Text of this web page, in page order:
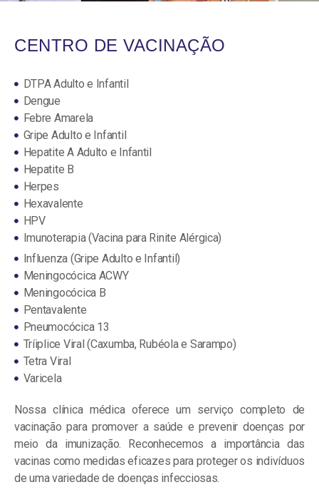
CENTRO DE VACINAÇÃO
DTPA Adulto e Infantil
Dengue
Febre Amarela
Gripe Adulto e Infantil
Hepatite A Adulto e Infantil
Hepatite B
Herpes
Hexavalente
HPV
Imunoterapia (Vacina para Rinite Alérgica)
Influenza (Gripe Adulto e Infantil)
Meningocócica ACWY
Meningocócica B
Pentavalente
Pneumocócica 13
Tríiplice Viral (Caxumba, Rubéola e Sarampo)
Tetra Viral
Varicela
Nossa clínica médica oferece um serviço completo de
vacinação para promover a saúde e prevenir doenças por
meio da imunização. Reconhecemos a importância das
vacinas como medidas eficazes para proteger os indivíduos
de uma variedade de doenças infecciosas.